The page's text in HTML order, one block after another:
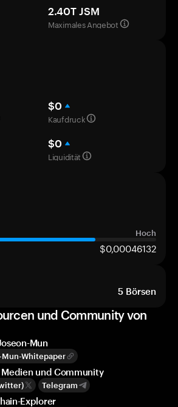
2.40T JSM
Maximales Angebot
$0
Kaufdruck
$0
Liquidität
Hoch
$0,00046132
5 Börsen
und Community von
Mun
Mun-Whitepaper
Medien und Community
Telegram
Explorer